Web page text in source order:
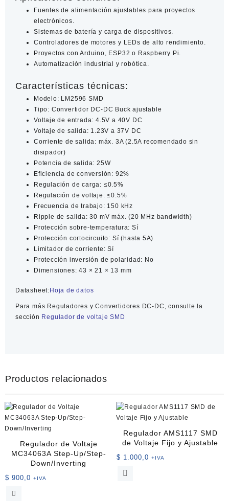
Fuentes de alimentación ajustables para proyectos
electrónicos.
Sistemas de batería y carga de dispositivos.
Controladores de motores y LEDs de alto rendimiento.
Proyectos con Arduino, ESP32 o Raspberry Pi.
Automatización industrial y robótica.
Características técnicas:
Modelo: LM2596 SMD
Tipo: Convertidor DC-DC Buck ajustable
Voltaje de entrada: 4.5V a 40V DC
Voltaje de salida: 1.23V a 37V DC
Corriente de salida: máx. 3A (2.5A recomendado sin
disipador)
Potencia de salida: 25W
Eficiencia de conversión: 92%
Regulación de carga: ≤0.5%
Regulación de voltaje: ≤0.5%
Frecuencia de trabajo: 150 kHz
Ripple de salida: 30 mV máx. (20 MHz bandwidth)
Protección sobre-temperatura: Sí
Protección cortocircuito: Sí (hasta 5A)
Limitador de corriente: Sí
Protección inversión de polaridad: No
Dimensiones: 43 × 21 × 13 mm
Datasheet:Hoja de datos
Para más Reguladores y Convertidores DC-DC
, consulte la
sección Regulador de voltaje SMD
Productos relacionados
Regulador de Voltaje
MC34063A Step-Up/Step-
Down/Inverting
$ 900,0 +IVA
Regulador AMS1117 SMD
de Voltaje Fijo y Ajustable
$ 1.000,0 +IVA
Este